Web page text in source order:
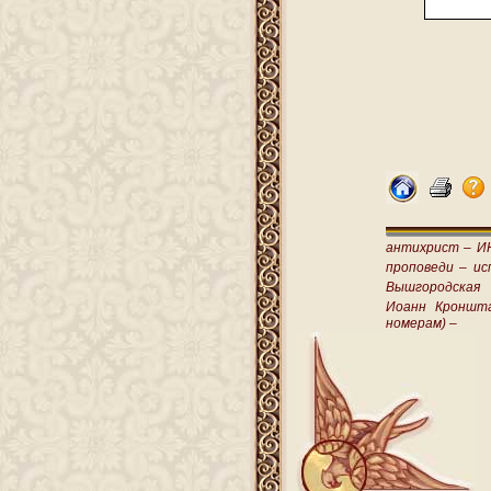
антихрист –
проповеди –
Иоанн
номерам) –